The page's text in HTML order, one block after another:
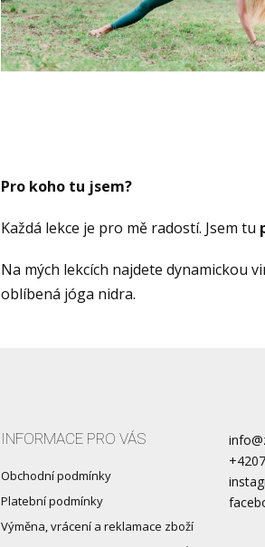
Pro koho tu jsem?
Každá lekce je pro mě radostí. Jsem tu
Na mých lekcích najdete dynamickou
oblíbená jóga nidra.
INFORMACE PRO VÁS
Obchodní podmínky
Platební podmínky
Výměna, vrácení a reklamace zboží